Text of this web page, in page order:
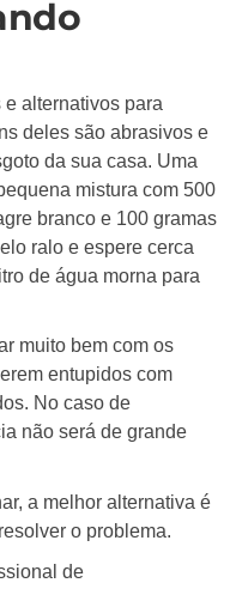
alternativos para
deles são abrasivos e
da sua casa. Uma
mistura com 500
branco e 100 gramas
ralo e espere cerca
de água morna para
muito bem com os
entupidos com
No caso de
não será de grande
a melhor alternativa é
o problema.
de